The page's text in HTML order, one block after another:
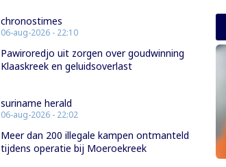
chronostimes
06-aug-2026 - 22:10
Pawiroredjo uit zorgen over goudwinning
Klaaskreek en geluidsoverlast
suriname herald
06-aug-2026 - 22:02
Meer dan 200 illegale kampen ontmanteld
tijdens operatie bij Moeroekreek